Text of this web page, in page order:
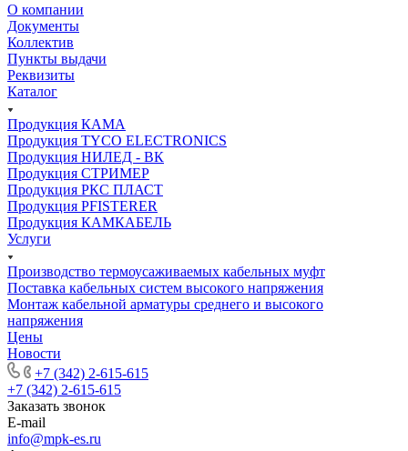
О компании
Документы
Коллектив
Пункты выдачи
Реквизиты
Каталог
Продукция КАМА
Продукция TYCO ELECTRONICS
Продукция НИЛЕД - ВК
Продукция СТРИМЕР
Продукция РКС ПЛАСТ
Продукция PFISTERER
Продукция КАМКАБЕЛЬ
Услуги
Производство термоусаживаемых кабельных муфт
Поставка кабельных систем высокого напряжения
Монтаж кабельной арматуры среднего и высокого
напряжения
Цены
Новости
+7 (342) 2-615-615
+7 (342) 2-615-615
Заказать звонок
E-mail
info@mpk-es.ru